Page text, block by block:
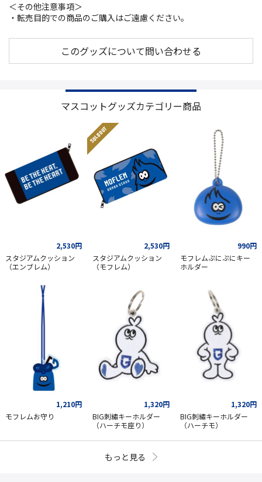
＜その他注意事項＞
・転売目的での商品のご購入はご遠慮ください。
このグッズについて問い合わせる
マスコットグッズカテゴリー商品
2,530円
スタジアムクッション
（エンブレム）
SOLD OUT
2,530円
スタジアムクッション
（モフレム）
990円
モフレムぷにぷにキー
ホルダー
1,210円
モフレムお守り
1,320円
BIG刺繡キーホルダー
（ハーチモ座り）
1,320円
BIG刺繡キーホルダー
（ハーチモ）
もっと見る